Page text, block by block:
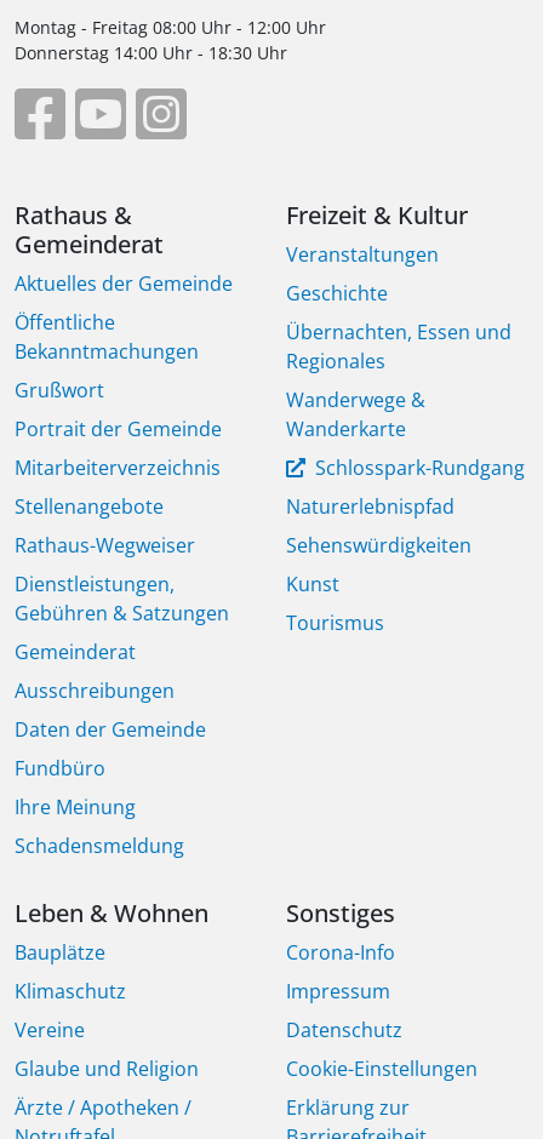
Montag - Freitag 08:00 Uhr - 12:00 Uhr
Donnerstag 14:00 Uhr - 18:30 Uhr
Rathaus &
Gemeinderat
Aktuelles der Gemeinde
Öffentliche
Bekanntmachungen
Grußwort
Portrait der Gemeinde
Mitarbeiterverzeichnis
Stellenangebote
Rathaus-Wegweiser
Dienstleistungen,
Gebühren & Satzungen
Gemeinderat
Ausschreibungen
Daten der Gemeinde
Fundbüro
Ihre Meinung
Schadensmeldung
Freizeit & Kultur
Veranstaltungen
Geschichte
Übernachten, Essen und
Regionales
Wanderwege &
Wanderkarte
Schlosspark-Rundgang
Naturerlebnispfad
Sehenswürdigkeiten
Kunst
Tourismus
Leben & Wohnen
Bauplätze
Klimaschutz
Vereine
Glaube und Religion
Ärzte / Apotheken /
Sonstiges
Corona-Info
Impressum
Datenschutz
Cookie-Einstellungen
Erklärung zur